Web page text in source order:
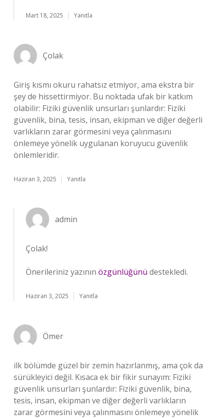
Mart 18, 2025 Yanıtla
Çolak
Giriş kısmı okuru rahatsız etmiyor, ama ekstra bir
şey de hissettirmiyor. Bu noktada ufak bir katkım
olabilir: Fiziki güvenlik unsurları şunlardır: Fiziki
güvenlik, bina, tesis, insan, ekipman ve diğer değerli
varlıkların zarar görmesini veya çalınmasını
önlemeye yönelik uygulanan koruyucu güvenlik
önlemleridir.
Haziran 3, 2025 Yanıtla
admin
Çolak!
Önerileriniz yazının özgünlüğünü destekledi.
Haziran 3, 2025 Yanıtla
Ömer
ilk bölümde güzel bir zemin hazırlanmış, ama çok da
sürükleyici değil. Kısaca ek bir fikir sunayım: Fiziki
güvenlik unsurları şunlardır: Fiziki güvenlik, bina,
tesis, insan, ekipman ve diğer değerli varlıkların
zarar görmesini veya çalınmasını önlemeye yönelik